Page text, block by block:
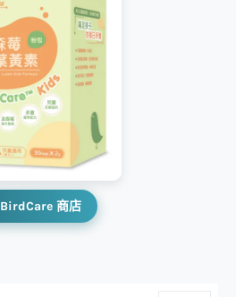
BirdCare 商店